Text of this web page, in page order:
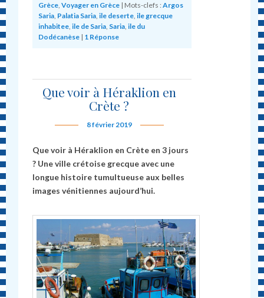
Grèce,Voyager en Grèce | Mots-clefs : Argos
Saria, Palatia Saria,ile deserte,ile grecque
inhabitee,ile de Saria, Saria,ile du
Dodécanèse | 1 Réponse
Que voir à Héraklion en
Crète ?
8 février 2019
Que voir à Héraklion en Crète en 3 jours
? Une ville crétoise grecque avec une
longue histoire tumultueuse aux belles
images vénitiennes aujourd’hui.